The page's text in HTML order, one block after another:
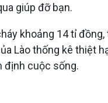
giúp đỡ bạn.
khoảng 14 tỉ
Lào thống kê thiệt
định cuộc sống.